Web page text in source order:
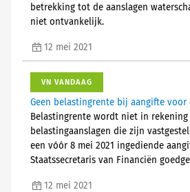
betrekking tot de aanslagen
niet ontvankelijk.
12 mei 2021
VN VANDAAG
Geen belastingrente bij aangifte voor
Belastingrente wordt niet in
belastingaanslagen die zijn
een vóór 8 mei 2021 ingediende
Staatssecretaris van Financiën
12 mei 2021